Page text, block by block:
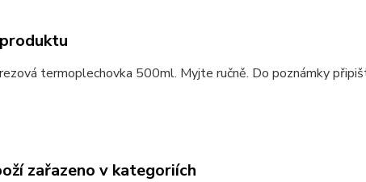
termoplechovka 500ml. Myjte ručně. Do poznámky
zařazeno v kategoriích